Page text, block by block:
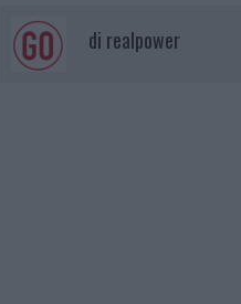
di realpower